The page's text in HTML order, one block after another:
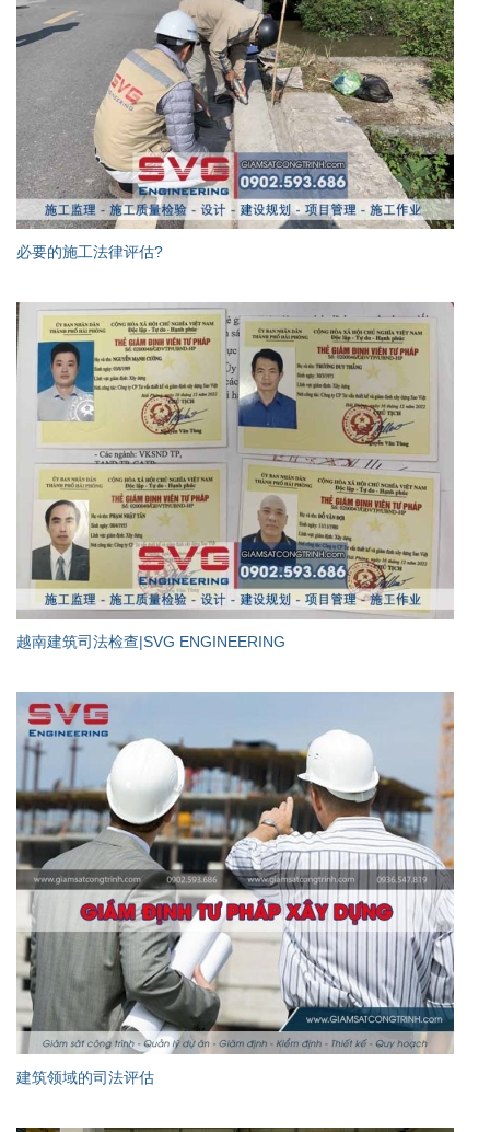
必要的施工法律评估?
越南建筑司法检查|SVG ENGINEERING
建筑领域的司法评估